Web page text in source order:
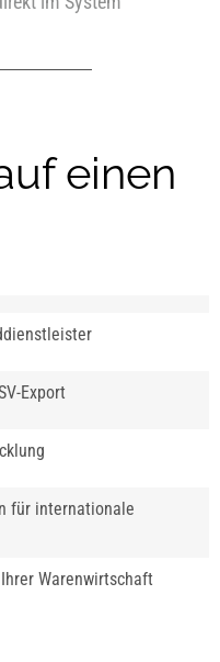
einen
Export
für internationale
Warenwirtschaft